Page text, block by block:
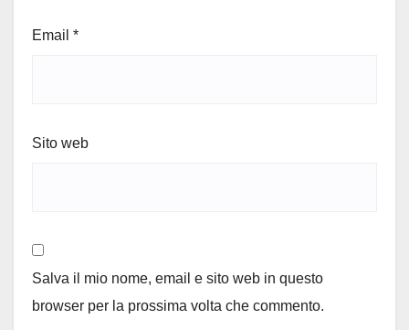
Email *
Sito web
Salva il mio nome, email e sito web in questo
browser per la prossima volta che commento.